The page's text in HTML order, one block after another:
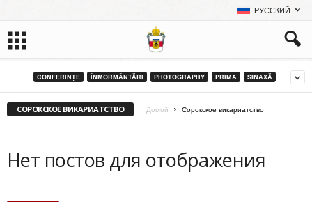
РУССКИЙ
CONFERINȚE ÎNMORMÂNTĂRI PHOTOGRAPHY PRIMA SINAXĂ
СОРОКСКОЕ ВИКАРИАТСТВО Домой Сорокское викариатство
Нет постов для отображения